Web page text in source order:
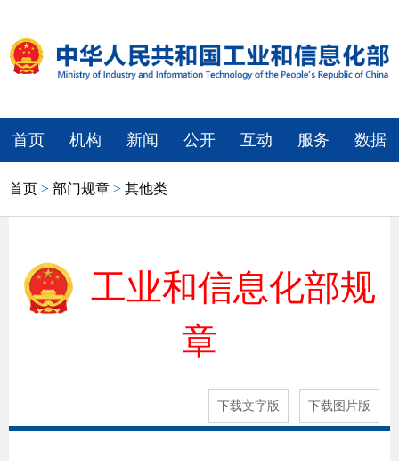
首页 机构 新闻 公开 互动 服务 数据
首页 > 部门规章 > 其他类
工业和信息化部规
章
下载图片版
下载文字版